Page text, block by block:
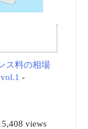
ス料の相場
-
views